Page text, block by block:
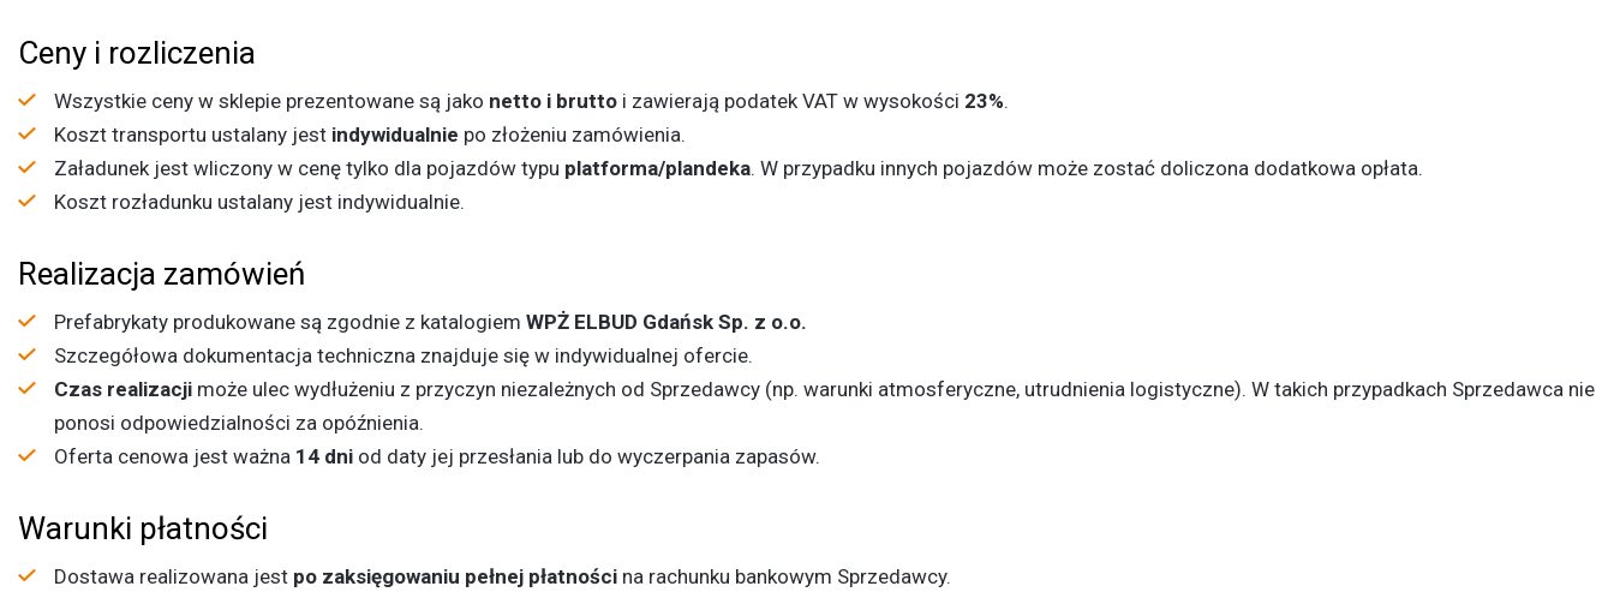
Ceny i rozliczenia
Wszystkie ceny w sklepie prezentowane są jako netto i brutto i zawierają podatek VAT w wysokości 23%.
Koszt transportu ustalany jest indywidualnie po złożeniu zamówienia.
Załadunek jest wliczony w cenę tylko dla pojazdów typu platforma/plandeka. W przypadku innych pojazdów może zostać doliczona dodatkowa opłata.
Koszt rozładunku ustalany jest indywidualnie.
Realizacja zamówień
Prefabrykaty produkowane są zgodnie z katalogiem WPŻ ELBUD Gdańsk Sp. z o.o.
Szczegółowa dokumentacja techniczna znajduje się w indywidualnej ofercie.
Czas realizacji może ulec wydłużeniu z przyczyn niezależnych od Sprzedawcy (np. warunki atmosferyczne, utrudnienia logistyczne). W takich przypadkach Sprzedawca nie
ponosi odpowiedzialności za opóźnienia.
Oferta cenowa jest ważna 14 dni od daty jej przesłania lub do wyczerpania zapasów.
Warunki płatności
Dostawa realizowana jest po zaksięgowaniu pełnej płatności na rachunku bankowym Sprzedawcy.